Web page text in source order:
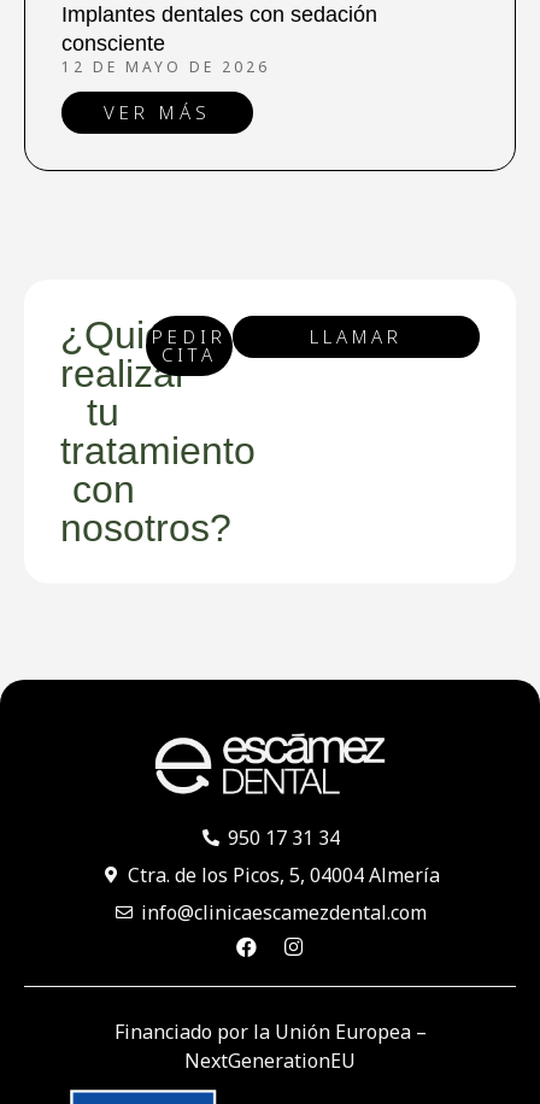
Implantes dentales con sedación
consciente
12 DE MAYO DE 2026
VER MÁS
¿Quieres
realizar
tu
tratamiento
con
nosotros?
PEDIR
CITA
LLAMAR
950 17 31 34
Ctra. de los Picos, 5, 04004 Almería
info@clinicaescamezdental.com
Financiado por la Unión Europea –
NextGenerationEU